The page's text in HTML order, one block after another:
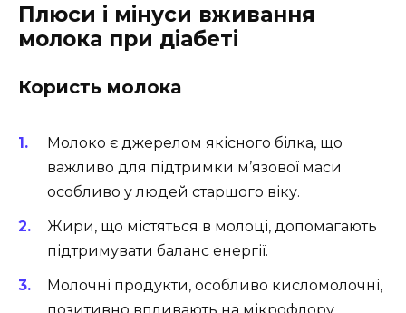
Плюси і мінуси вживання
молока при діабеті
Користь молока
Молоко є джерелом якісного білка, що
важливо для підтримки м’язової маси
особливо у людей старшого віку.
Жири, що містяться в молоці, допомагають
підтримувати баланс енергії.
Молочні продукти, особливо кисломолочні,